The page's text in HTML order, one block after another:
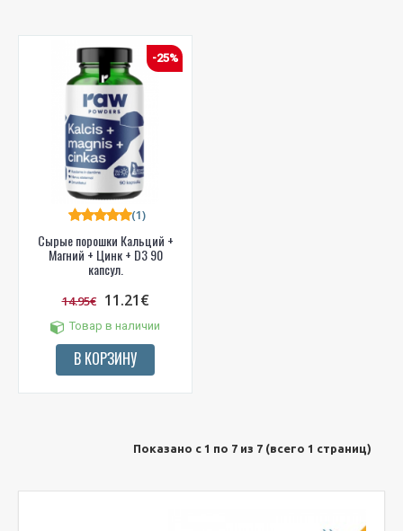
-25%
Сырые порошки Кальций +
Магний + Цинк + D3 90
капсул.
(1)
14.95€ 11.21€
Товар в наличии
В КОРЗИНУ
Показано с 1 по 7 из 7 (всего 1 страниц)